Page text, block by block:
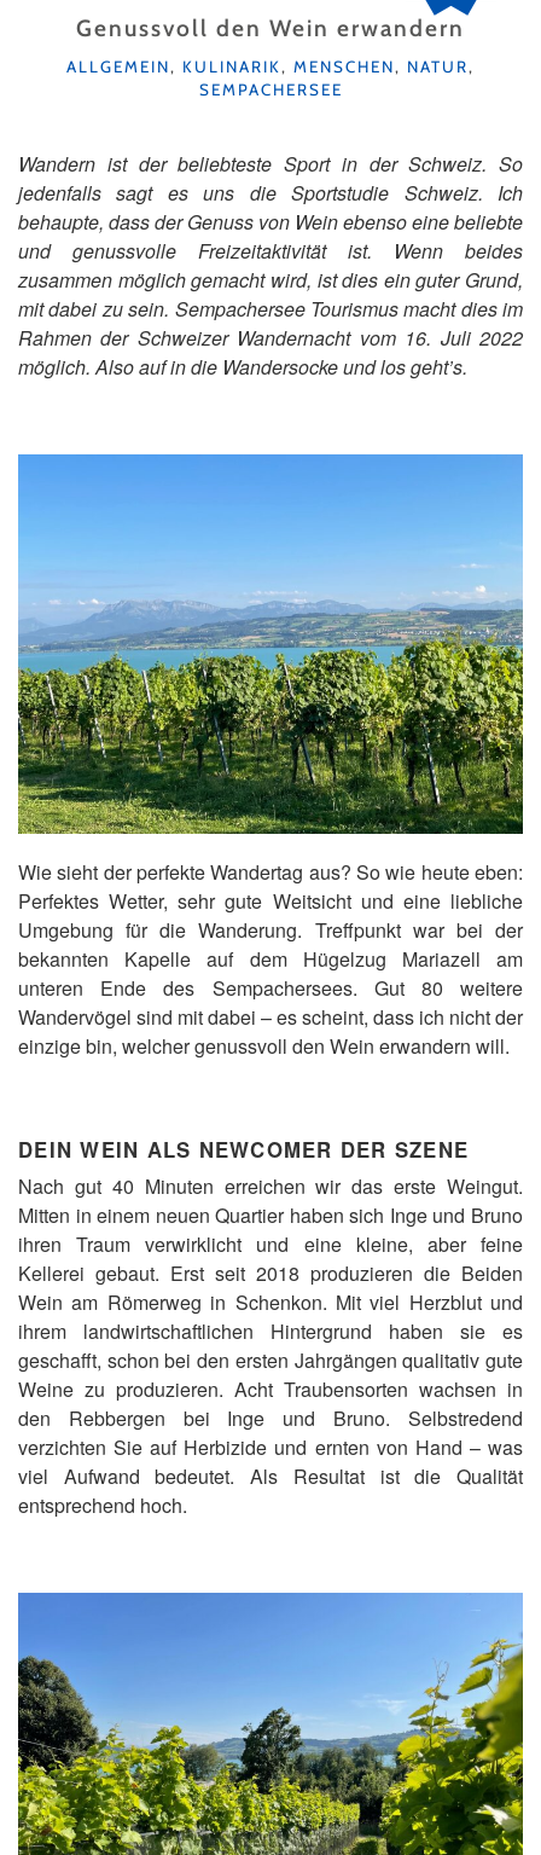
Genussvoll den Wein erwandern
KATEGORIEN
ALLGEMEIN, KULINARIK, MENSCHEN, NATUR,
SEMPACHERSEE
Wandern ist der beliebteste Sport in der Schweiz. So
jedenfalls sagt es uns die Sportstudie Schweiz. Ich
behaupte, dass der Genuss von Wein ebenso eine beliebte
und genussvolle Freizeitaktivität ist. Wenn beides
zusammen möglich gemacht wird, ist dies ein guter Grund,
mit dabei zu sein. Sempachersee Tourismus macht dies im
Rahmen der Schweizer Wandernacht vom 16. Juli 2022
möglich. Also auf in die Wandersocke und los geht’s.
Wie sieht der perfekte Wandertag aus? So wie heute eben:
Perfektes Wetter, sehr gute Weitsicht und eine liebliche
Umgebung für die Wanderung. Treffpunkt war bei der
bekannten Kapelle auf dem Hügelzug Mariazell am
unteren Ende des Sempachersees. Gut 80 weitere
Wandervögel sind mit dabei – es scheint, dass ich nicht der
einzige bin, welcher genussvoll den Wein erwandern will.
DEIN WEIN ALS NEWCOMER DER SZENE
Nach gut 40 Minuten erreichen wir das erste Weingut.
Mitten in einem neuen Quartier haben sich Inge und Bruno
ihren Traum verwirklicht und eine kleine, aber feine
Kellerei gebaut. Erst seit 2018 produzieren die Beiden
Wein am Römerweg in Schenkon. Mit viel Herzblut und
ihrem landwirtschaftlichen Hintergrund haben sie es
geschafft, schon bei den ersten Jahrgängen qualitativ gute
Weine zu produzieren. Acht Traubensorten wachsen in
den Rebbergen bei Inge und Bruno. Selbstredend
verzichten Sie auf Herbizide und ernten von Hand – was
viel Aufwand bedeutet. Als Resultat ist die Qualität
entsprechend hoch.